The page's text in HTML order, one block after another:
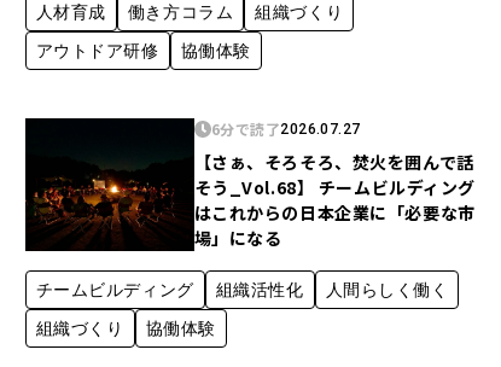
人材育成 働き方コラム
組織づくり
アウトドア研修
協働体験
6分で読了2026.07.27
【さぁ、そろそろ、焚火を囲んで話
そう_Vol.68】 チームビルディング
はこれからの日本企業に「必要な市
場」になる
チームビルディング 組織活性化
人間らしく働く
組織づくり
協働体験